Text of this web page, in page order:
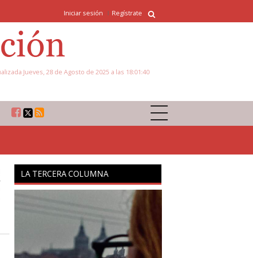
Iniciar sesión Regístrate
Jueves, 28 de Agosto de 2025 a las 18:01:40
LA TERCERA COLUMNA